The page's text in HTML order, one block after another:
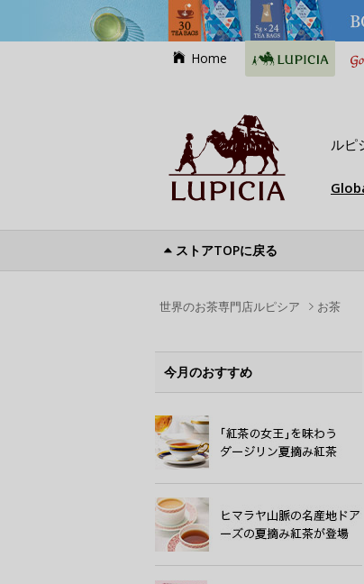
Home
ルピ
ストアTOPに戻る
世界のお茶専門店ルピシア お茶
今月のおすすめ